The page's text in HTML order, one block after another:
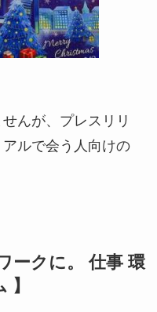
んが、プレスリリ
ルで会う人向けの
ークに。 仕事 環
】